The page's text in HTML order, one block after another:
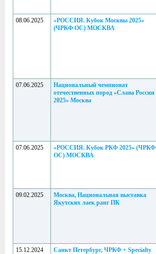
08.06.2025
«РОССИЯ. Кубок Москвы 2025»
(ЧРКФ ОС) МОСКВА
07.06.2025
Национальный чемпионат
отечественных пород «Слава России
2025» Москва
07.06.2025
«РОССИЯ. Кубок РКФ 2025» (ЧРКФ
ОС) МОСКВА
09.02.2025
Москва, Национальная выставка
Якутских лаек ранг ПК
15.12.2024
Санкт Петербург, ЧРКФ + Specialty